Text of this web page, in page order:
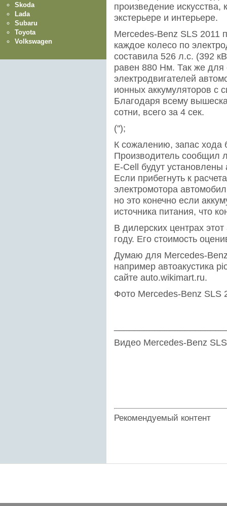
произведение искусства,
экстерьере и интерьере.
Mercedes-Benz SLS 2011
каждое колесо по
составила 526 л.с. (392
равен 880 Нм. Так же для
электродвигателей
ионных аккумуляторов с
Благодаря всему
сотни, всего за 4 сек.
('');
К сожалению, запас хода
Производитель сообщил
E-Cell будут
Если прибегнуть к
электромотора
но это конечно если
источника питания, что
В дилерских центрах
году. Его стоимость
Думаю для Mercedes-
например автоакустика
сайте auto.wikimart.ru.
Фото Mercedes-Benz SLS
Видео Mercedes-Benz
Рекомендуемый контент
Skoda
Lada
Subaru
Toyota
Volkswagen